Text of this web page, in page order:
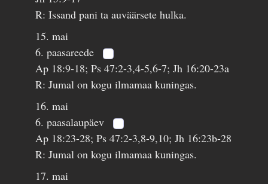
R: Issand pani ta auväärsete hulka.
15. mai
6. paasareede
Ap 18:9-18; Ps 47:2-3,4-5,6-7; Jh 16:20-23a
R: Jumal on kogu ilmamaa kuningas.
16. mai
6. paasalaupäev
Ap 18:23-28; Ps 47:2-3,8-9,10; Jh 16:23b-28
R: Jumal on kogu ilmamaa kuningas.
17. mai